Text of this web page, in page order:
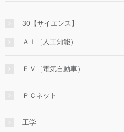
30【サイエンス】
ＡＩ（人工知能）
ＥＶ（電気自動車）
ＰＣネット
工学